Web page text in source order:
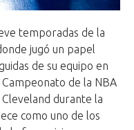
temporadas de la
jugó un papel
de su equipo en
de la NBA
durante la
como uno de los